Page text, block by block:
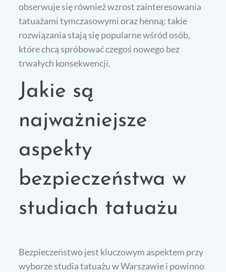
obserwuje się również wzrost zainteresowania
tatuażami tymczasowymi oraz henną; takie
rozwiązania stają się popularne wśród osób,
które chcą spróbować czegoś nowego bez
trwałych konsekwencji.
Jakie są
najważniejsze
aspekty
bezpieczeństwa w
studiach tatuażu
Bezpieczeństwo jest kluczowym aspektem przy
wyborze studia tatuażu w Warszawie i powinno